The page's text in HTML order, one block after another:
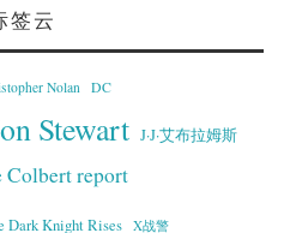
签云
Nolan DC
Stewart J·J·艾布拉姆斯
Colbert report
Dark Knight Rises X战警